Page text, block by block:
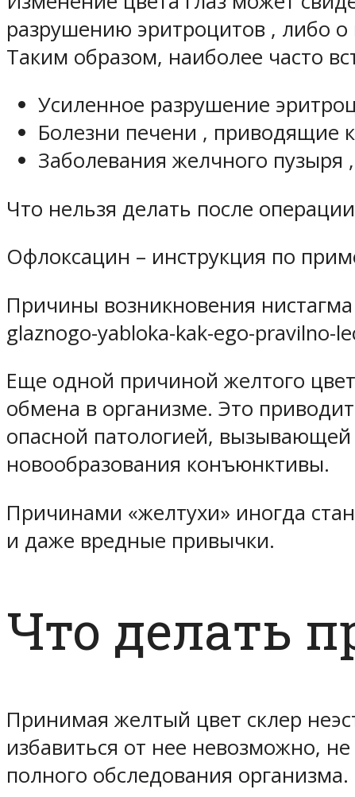
разрушению эритроцитов , либо
Таким образом, наиболее часто
Усиленное разрушение
Болезни печени , приводящие
Заболевания желчного
Что нельзя делать после
Офлоксацин – инструкция по
Причины возникновения
glaznogo-yabloka-kak-ego-pravilno-
Еще одной причиной желтого
обмена в организме. Это
опасной патологией, вызывающей
новообразования конъюнктивы.
Причинами «желтухи» иногда
и даже вредные привычки.
Что делать
Принимая желтый цвет склер
избавиться от нее невозможно,
полного обследования